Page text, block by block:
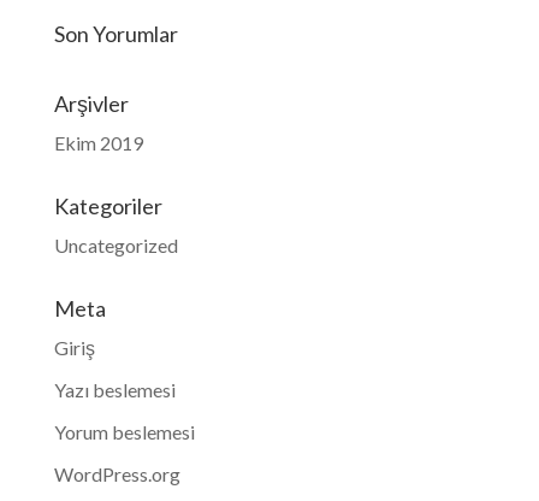
Son Yorumlar
Arşivler
Ekim 2019
Kategoriler
Uncategorized
Meta
Giriş
Yazı beslemesi
Yorum beslemesi
WordPress.org